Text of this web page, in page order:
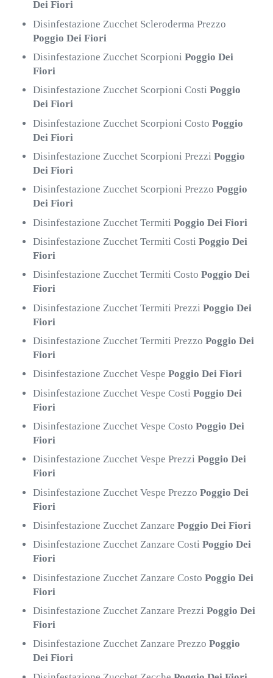
Dei Fiori
Disinfestazione Zucchet Scleroderma Prezzo
Poggio Dei Fiori
Disinfestazione Zucchet ScorpioniPoggio Dei
Fiori
Disinfestazione Zucchet Scorpioni CostiPoggio
Dei Fiori
Disinfestazione Zucchet Scorpioni CostoPoggio
Dei Fiori
Disinfestazione Zucchet Scorpioni PrezziPoggio
Dei Fiori
Disinfestazione Zucchet Scorpioni PrezzoPoggio
Dei Fiori
Disinfestazione Zucchet TermitiPoggio Dei Fiori
Disinfestazione Zucchet Termiti CostiPoggio Dei
Fiori
Disinfestazione Zucchet Termiti CostoPoggio Dei
Fiori
Disinfestazione Zucchet Termiti PrezziPoggio Dei
Fiori
Disinfestazione Zucchet Termiti PrezzoPoggio Dei
Fiori
Disinfestazione Zucchet VespePoggio Dei Fiori
Disinfestazione Zucchet Vespe CostiPoggio Dei
Fiori
Disinfestazione Zucchet Vespe CostoPoggio Dei
Fiori
Disinfestazione Zucchet Vespe PrezziPoggio Dei
Fiori
Disinfestazione Zucchet Vespe PrezzoPoggio Dei
Fiori
Disinfestazione Zucchet ZanzarePoggio Dei Fiori
Disinfestazione Zucchet Zanzare CostiPoggio Dei
Fiori
Disinfestazione Zucchet Zanzare CostoPoggio Dei
Fiori
Disinfestazione Zucchet Zanzare PrezziPoggio Dei
Fiori
Disinfestazione Zucchet Zanzare PrezzoPoggio
Dei Fiori